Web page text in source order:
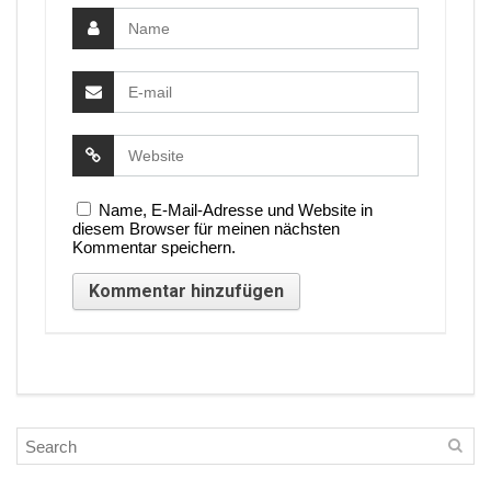
Name, E-Mail-Adresse und Website in
diesem Browser für meinen nächsten
Kommentar speichern.